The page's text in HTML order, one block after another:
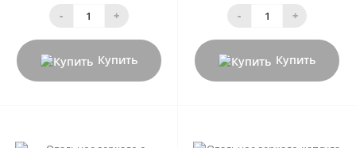
- +
Купить
- +
Купить